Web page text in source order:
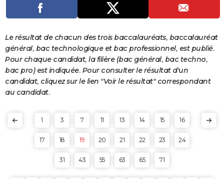
S'inscrire
Se connecter
Lycées
Collèges
Primaires
Universités
Entreprises
Service militaire
Avis de recherche
AVIS DE DÉCÈS
FORUM
Bricolage
Lifestyle
Culture
Sport
Auto
Television
Voyage
Cinema
Le résultat de chacun des trois baccalauréats, baccalauréat
général, bac technologique et bac professionnel, est publié.
Pour chaque candidat, la filière (bac général, bac techno,
bac pro) est indiquée. Pour consulter le résultat d'un
candidat, cliquez sur le lien "Voir le résultat" correspondant
au candidat.
1 3 7 11 13 14 15 16
17 18 19 20 21 22 23 24
31 43 55 63 65 71